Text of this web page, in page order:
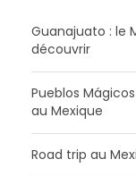
Guanajuato : le
découvrir
Pueblos
au Mexique
Road trip au